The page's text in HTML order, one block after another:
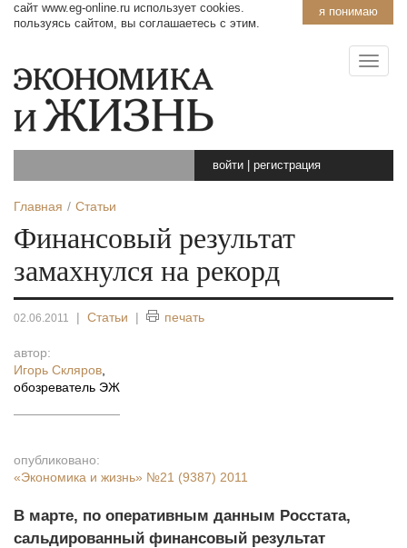
я понимаю
сайт www.eg-online.ru использует cookies.
пользуясь сайтом, вы соглашаетесь с этим.
войти регистрация
Главная Статьи
Финансовый результат
замахнулся на рекорд
02.06.2011 | Статьи | печать
автор:
Игорь Скляров
обозреватель ЭЖ
опубликовано:
«Экономика и жизнь» №21 (9387) 2011
В марте, по оперативным данным Росстата,
сальдированный финансовый результат